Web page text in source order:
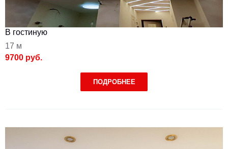
В гостиную
17 м
9700 руб.
ПОДРОБНЕЕ